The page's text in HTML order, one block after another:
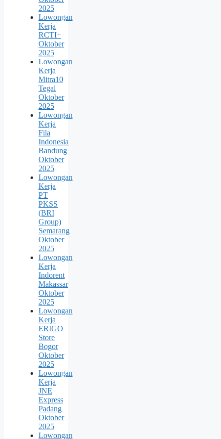
2025
Lowongan
Kerja
RCTI+
Oktober
2025
Lowongan
Kerja
Mitra10
Tegal
Oktober
2025
Lowongan
Kerja
Fila
Indonesia
Bandung
Oktober
2025
Lowongan
Kerja
PT
PKSS
(BRI
Group)
Semarang
Oktober
2025
Lowongan
Kerja
Indorent
Makassar
Oktober
2025
Lowongan
Kerja
ERIGO
Store
Bogor
Oktober
2025
Lowongan
Kerja
JNE
Express
Padang
Oktober
2025
Lowongan